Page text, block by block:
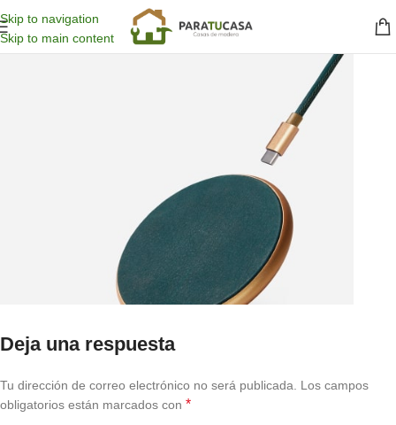
Skip to navigation
Skip to main content
Deja una respuesta
Tu dirección de correo electrónico no será publicada. Los campos
obligatorios están marcados con *